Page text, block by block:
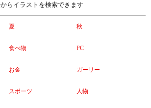
らイラストを検索できます
夏 秋
食べ物 PC
お金 ガーリー
スポーツ 人物